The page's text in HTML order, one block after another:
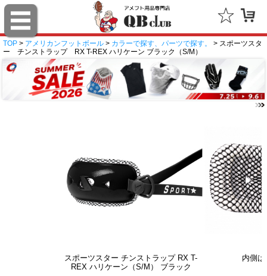
TOP > アメリカンフットボール > カラーで探す、パーツで探す。
> スポーツスタ
ー チンストラップ RX T-REX ハリケーン ブラック（S/M）
スポーツスター チンストラップ RX T-
REX ハリケーン（S/M） ブラック
内側